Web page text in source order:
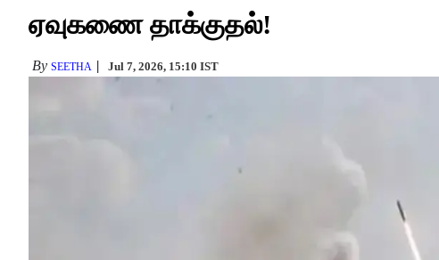
ஏவுகணை தாக்குதல்!
By SEETHA Jul 7, 2026, 15:10 IST